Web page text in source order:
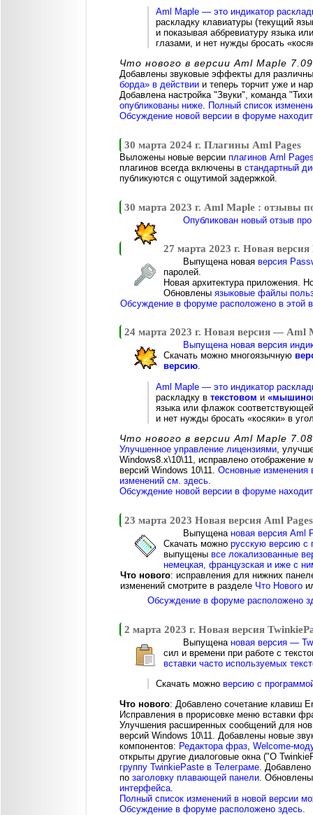
Aml Maple — это индикатор
раскладку клавиатуры (текущий
и показывая аббревиатуру языка
глазами, и нет нужды бросать
Что нового в версии Aml Maple 7.09
Добавлены звуковые эффекты для
борда» в действии и теперь торчит уже и
Добавлена настройка "Звуки", команда
опубликованы ниже. Полный список
Обсуждение новой версии в форуме
30 марта 2024 г. Плагины Aml Pages
Выложены новые версии плагинов Aml
плагинов всегда включены в стандартный
публикуются с ощутимой задержкой.
30 марта 2023 г. Aml Maple : отзывы
Опубликован новый отзыв
27 марта 2023 г. Новая
Выпущена новая версия
паролей.
Новая архитектура приложения.
Обновлены языковые файлы
Обсуждение в форуме расположено в этой
24 марта 2023 г. Новая версия — Aml
Выпущена новая версия
Скачать можно многоязычную
версию.
Aml Maple — это индикатор
раскладку в текстовом и
языка или флажок
и нет нужды бросать «косяки» в
Что нового в версии Aml Maple 7.08
Улучшенное управление лицензиями,
Windows8.x\10\11, исправлено
версий Windows 10\11. Основные изменения
изменений см. здесь.
Обсуждение новой версии в форуме
23 марта 2023 Новая версия Aml
Выпущена новая версия Aml
Скачать можно русскую версию с
выпущены все локализованные
немецкая, французская и иже с
Что нового: исправления для нижних
изменений смотрите в разделе Что Нового
Обсуждение в форуме расположено
2 марта 2023 г. Новая версия
Выпущена новая версия —
сил и времени при работе с
вставки часто используемых
Скачать можно версию с
Что нового: Добавлено сочетание клавиш
Исправления в прорисовке меню вставки
Улучшения расширенных сообщений для
версий Windows 10\11. Добавлены новые
компонентов: Редактора фраз Welcome-
открыты другие диалоговые окна ("О
группу TwinkiePaste в Телеграме .
по заголовку плавающей панели .
интерфейса
Полный список изменений в новой версии
Обсуждение в форуме расположено здесь